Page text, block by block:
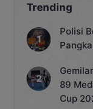
Trending
Polisi
89
Cup